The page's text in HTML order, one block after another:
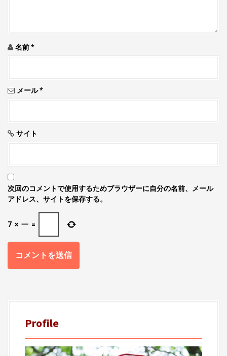
名前*
メール*
サイト
次回のコメントで使用するためブラウザーに自分の名前、メール
アドレス、サイトを保存する。
7 × 一 =
Profile